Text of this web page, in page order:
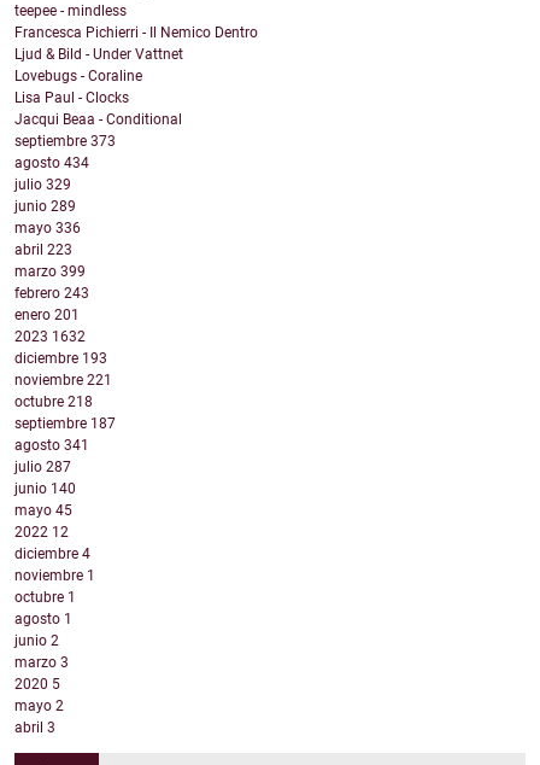
teepee - mindless
Francesca Pichierri - Il Nemico Dentro
Ljud & Bild - Under Vattnet
Lovebugs - Coraline
Lisa Paul - Clocks
Jacqui Beaa - Conditional
septiembre 373
agosto 434
julio 329
junio 289
mayo 336
abril 223
marzo 399
febrero 243
enero 201
2023 1632
diciembre 193
noviembre 221
octubre 218
septiembre 187
agosto 341
julio 287
junio 140
mayo 45
2022 12
diciembre 4
noviembre 1
octubre 1
agosto 1
junio 2
marzo 3
2020 5
mayo 2
abril 3